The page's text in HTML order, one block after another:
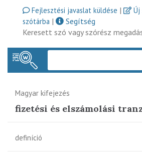
Fejlesztési javaslat küldése |
Új
szótárba |
Segítség
Keresett szó vagy szórész
Magyar kifejezés
fizetési és elszámolási
definíció